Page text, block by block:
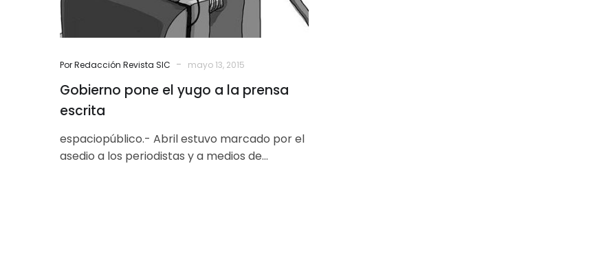
Por Redacción Revista SIC - mayo 13, 2015
Gobierno pone el yugo a la prensa
escrita
espaciopúblico.- Abril estuvo marcado por el
asedio a los periodistas y a medios de